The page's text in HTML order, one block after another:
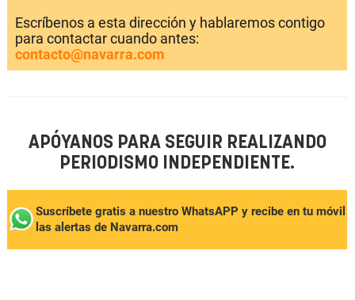
Escríbenos a esta dirección y hablaremos contigo
para contactar cuando antes:
contacto@navarra.com
APÓYANOS PARA SEGUIR REALIZANDO
PERIODISMO INDEPENDIENTE.
Suscríbete gratis a nuestro WhatsAPP y recibe en tu móvil
las alertas de Navarra.com